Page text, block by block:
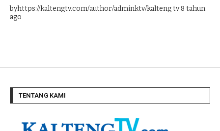
byhttps://kaltengtv.com/author/adminktv/kalteng tv8 tahun
ago
TENTANG KAMI